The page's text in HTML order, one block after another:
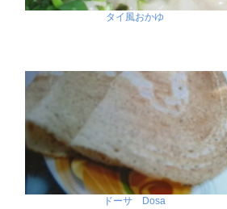
タイ風おかゆ
ドーサ Dosa